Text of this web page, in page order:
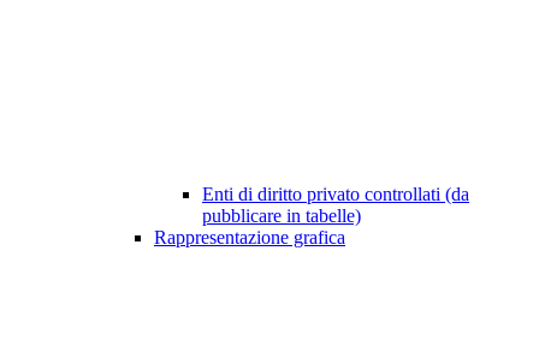
Enti di diritto privato controllati (da
pubblicare in tabelle)
Rappresentazione grafica